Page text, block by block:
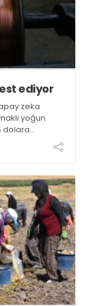
ediyor
zeka
yoğun
dolara